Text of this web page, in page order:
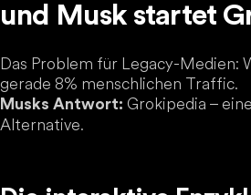
und Musk startet
Das Problem für Legacy-Medien:
gerade 8% menschlichen Traffic.
Musks Antwort: Grokipedia –
Alternative.